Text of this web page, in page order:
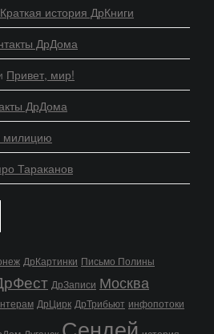
Краткая история ДрКниги
ДрДома
Привет, мир!
ДрДома
милицию
Тараканов
ДрКартинки Письмо Полины
ДрЗаписи Москва
ДрЦирк ДрТрибьют инфопотоки